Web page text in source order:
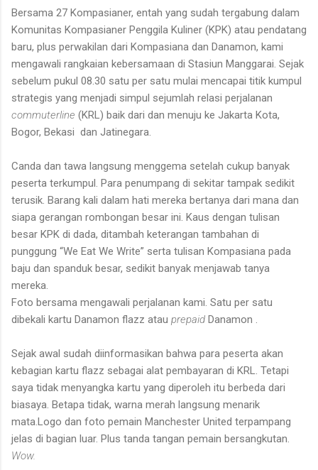
Bersama 27 Kompasianer, entah yang sudah tergabung dalam
Komunitas Kompasianer Penggila Kuliner (KPK) atau pendatang
baru, plus perwakilan dari Kompasiana dan Danamon, kami
mengawali rangkaian kebersamaan di Stasiun Manggarai. Sejak
sebelum pukul 08.30 satu per satu mulai mencapai titik kumpul
strategis yang menjadi simpul sejumlah relasi perjalanan
commuterline (KRL) baik dari dan menuju ke Jakarta Kota,
Bogor, Bekasi dan Jatinegara.
Canda dan tawa langsung menggema setelah cukup banyak
peserta terkumpul. Para penumpang di sekitar tampak sedikit
terusik. Barang kali dalam hati mereka bertanya dari mana dan
siapa gerangan rombongan besar ini. Kaus dengan tulisan
besar KPK di dada, ditambah keterangan tambahan di
punggung “We Eat We Write” serta tulisan Kompasiana pada
baju dan spanduk besar, sedikit banyak menjawab tanya
mereka.
Foto bersama mengawali perjalanan kami. Satu per satu
dibekali kartu Danamon flazz atau prepaid Danamon .
Sejak awal sudah diinformasikan bahwa para peserta akan
kebagian kartu flazz sebagai alat pembayaran di KRL. Tetapi
saya tidak menyangka kartu yang diperoleh itu berbeda dari
biasaya. Betapa tidak, warna merah langsung menarik
mata.Logo dan foto pemain Manchester United terpampang
jelas di bagian luar. Plus tanda tangan pemain bersangkutan.
Wow.